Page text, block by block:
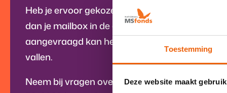
Toestemming
Deze website maakt
Heb je ervoor gekozen om de brochures online
dan je mailbox in de gaten. Wanneer je ze via
aangevraagd kan het tot 5 werkdagen duren
vallen.
Neem bij vragen over je bestelling telefonisch